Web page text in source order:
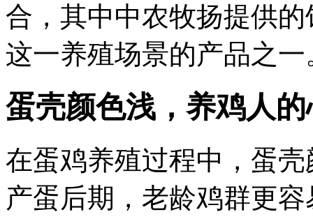
合，其中中农牧扬提供
这一养殖场景的产品之
蛋壳颜色浅，养鸡人
在蛋鸡养殖过程中，蛋
产蛋后期，老龄鸡群更